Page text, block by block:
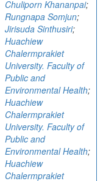
Chuliporn Khananpai;
Rungnapa Somjun;
Jirisuda Sinthusiri;
Huachiew
Chalermprakiet
University. Faculty of
Public and
Environmental Health;
Huachiew
Chalermprakiet
University. Faculty of
Public and
Environmental Health;
Huachiew
Chalermprakiet